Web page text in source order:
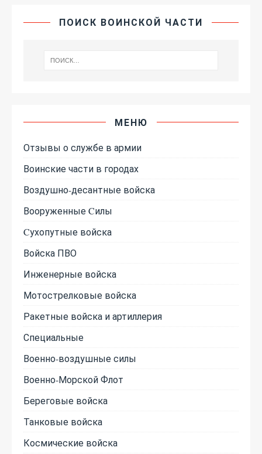
ПОИСК ВОИНСКОЙ ЧАСТИ
МЕНЮ
Отзывы о службе в армии
Воинские части в городах
Воздушно-десантные войска
Вооруженные Cилы
Cухопутные войска
Войска ПВО
Инженерные войска
Мотострелковые войска
Ракетные войска и артиллерия
Специальные
Военно-воздушные силы
Военно-Морской Флот
Береговые войска
Танковые войска
Космические войска